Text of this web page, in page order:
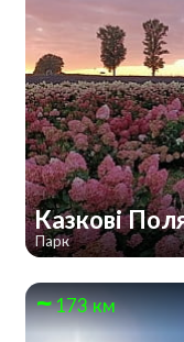
Казкові
Парк
173 км